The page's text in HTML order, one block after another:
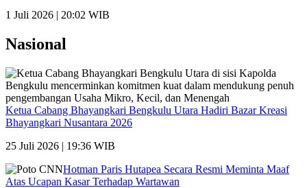
1 Juli 2026 | 20:02 WIB
Nasional
Ketua Cabang Bhayangkari Bengkulu Utara Hadiri Bazar Kreasi
Bhayangkari Nusantara 2026
25 Juli 2026 | 19:36 WIB
Hotman Paris Hutapea Secara Resmi Meminta Maaf
Atas Ucapan Kasar Terhadap Wartawan